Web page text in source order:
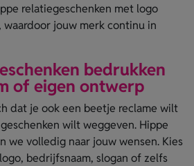
relatiegeschenken met logo
jouw merk continu in
bedrukken
of eigen ontwerp
dat je ook een beetje reclame wilt
wilt weggeven. Hippe
we volledig naar jouw wensen. Kies
bedrijfsnaam, slogan of zelfs